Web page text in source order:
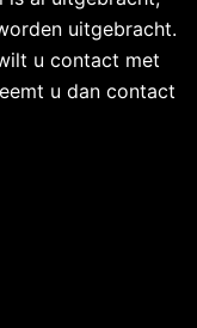
uitgebracht.
u contact met
u dan contact